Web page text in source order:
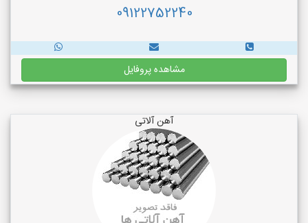
09122752240
مشاهده پروفایل
آهن آلاتی